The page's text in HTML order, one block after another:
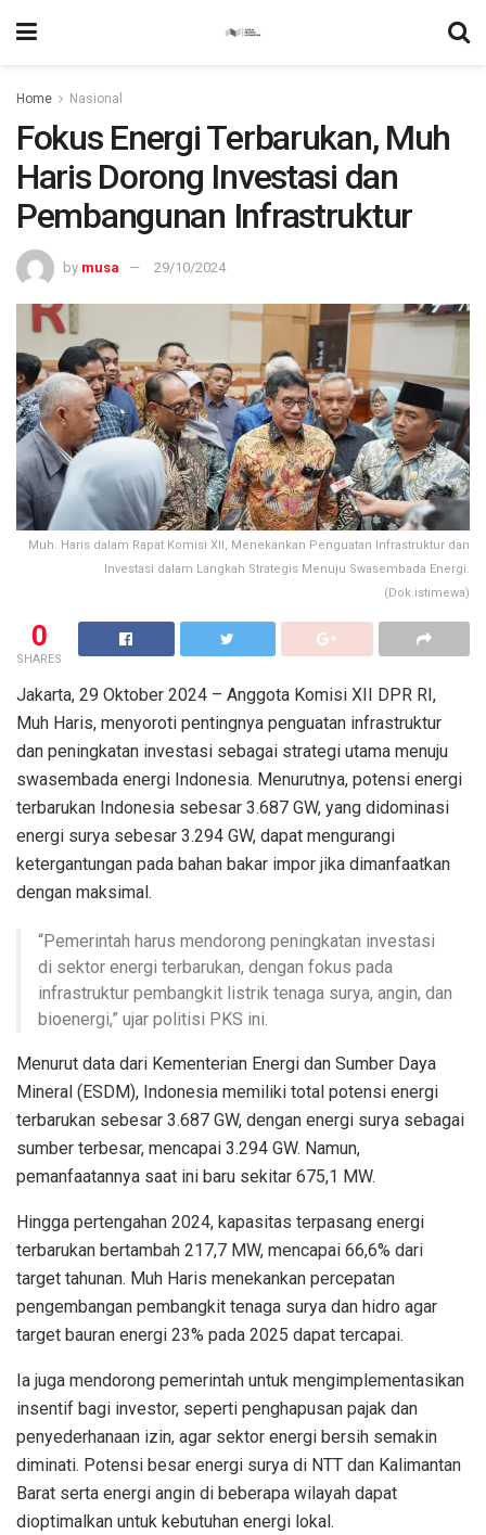
Home Nasional
Fokus Energi Terbarukan, Muh
Haris Dorong Investasi dan
Pembangunan Infrastruktur
by musa 29/10/2024
Muh. Haris dalam Rapat Komisi XII, Menekankan Penguatan Infrastruktur dan
Investasi dalam Langkah Strategis Menuju Swasembada Energi.
(Dok.istimewa)
0
SHARES
Jakarta, 29 Oktober 2024 – Anggota Komisi XII DPR RI,
Muh Haris, menyoroti pentingnya penguatan infrastruktur
dan peningkatan investasi sebagai strategi utama menuju
swasembada energi Indonesia. Menurutnya, potensi energi
terbarukan Indonesia sebesar 3.687 GW, yang didominasi
energi surya sebesar 3.294 GW, dapat mengurangi
ketergantungan pada bahan bakar impor jika dimanfaatkan
dengan maksimal.
“Pemerintah harus mendorong peningkatan investasi
di sektor energi terbarukan, dengan fokus pada
infrastruktur pembangkit listrik tenaga surya, angin, dan
bioenergi,” ujar politisi PKS ini.
Menurut data dari Kementerian Energi dan Sumber Daya
Mineral (ESDM), Indonesia memiliki total potensi energi
terbarukan sebesar 3.687 GW, dengan energi surya sebagai
sumber terbesar, mencapai 3.294 GW. Namun,
pemanfaatannya saat ini baru sekitar 675,1 MW.
Hingga pertengahan 2024, kapasitas terpasang energi
terbarukan bertambah 217,7 MW, mencapai 66,6% dari
target tahunan. Muh Haris menekankan percepatan
pengembangan pembangkit tenaga surya dan hidro agar
target bauran energi 23% pada 2025 dapat tercapai.
Ia juga mendorong pemerintah untuk mengimplementasikan
insentif bagi investor, seperti penghapusan pajak dan
penyederhanaan izin, agar sektor energi bersih semakin
diminati. Potensi besar energi surya di NTT dan Kalimantan
Barat serta energi angin di beberapa wilayah dapat
dioptimalkan untuk kebutuhan energi lokal.